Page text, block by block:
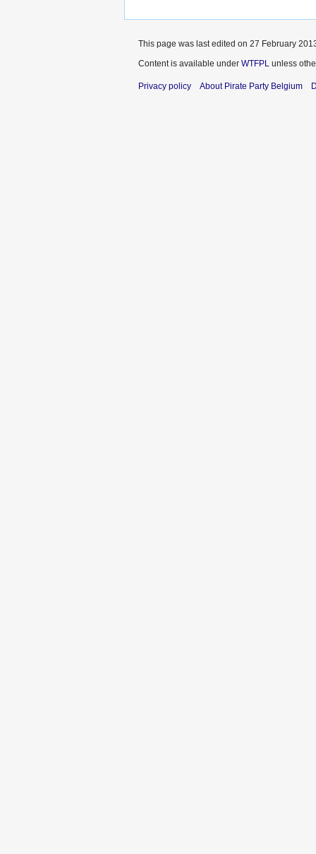
This page was last edited on 27 February
Content is available under WTFPL unless
Privacy policy About Pirate Party Belgium